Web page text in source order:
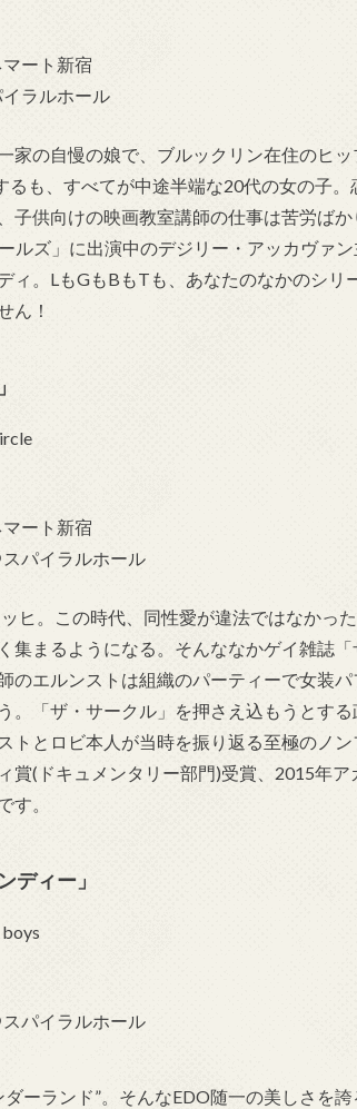
ート新宿
ラルホール
家の自慢の娘で、ブルックリン在住のヒ
るも、すべてが中途半端な20代の女の子
子供向けの映画教室講師の仕事は苦労ば
ルズ」に出演中のデジリー・アッカヴァ
ィ。LもGもBもTも、あなたのなかのシリ
ん！
ート新宿
パイラルホール
ヒ。この時代、同性愛が違法ではなかっ
集まるようになる。そんななかゲイ雑誌
のエルンストは組織のパーティーで女装
。「ザ・サークル」を押さえ込もうとす
トとロビ本人が当時を振り返る至極のノ
賞(ドキュメンタリー部門)受賞、2015年
す。
ディー」
パイラルホール
ダーランド”。そんなEDO随一の美しさを